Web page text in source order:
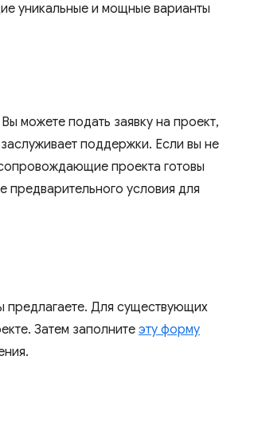
уникальные и мощные варианты
Вы можете подать заявку на проект,
поддержки. Если вы не
проекта готовы
предварительного условия для
предлагаете. Для существующих
Затем заполните эту форму